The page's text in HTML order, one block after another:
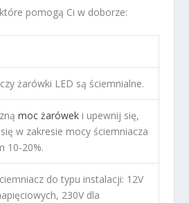
pomogą Ci w doborze:
żarówki LED są ściemnialne.
moc żarówek i upewnij się,
w zakresie mocy ściemniacza
10-20%.
do typu instalacji: 12V
230V dla